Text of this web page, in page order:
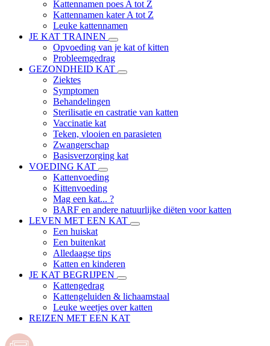
Kattennamen poes A tot Z
Kattennamen kater A tot Z
Leuke kattennamen
JE KAT TRAINEN
Opvoeding van je kat of kitten
Probleemgedrag
GEZONDHEID KAT
Ziektes
Symptomen
Behandelingen
Sterilisatie en castratie van katten
Vaccinatie kat
Teken, vlooien en parasieten
Zwangerschap
Basisverzorging kat
VOEDING KAT
Kattenvoeding
Kittenvoeding
Mag een kat... ?
BARF en andere natuurlijke diëten voor katten
LEVEN MET EEN KAT
Een huiskat
Een buitenkat
Alledaagse tips
Katten en kinderen
JE KAT BEGRIJPEN
Kattengedrag
Kattengeluiden & lichaamstaal
Leuke weetjes over katten
REIZEN MET EEN KAT